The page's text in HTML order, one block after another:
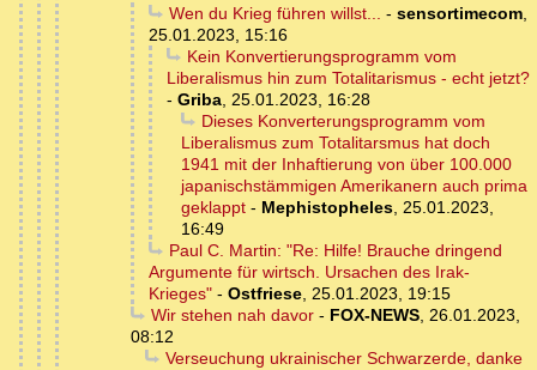
Wen du Krieg führen willst... - sensortimecom,
25.01.2023, 15:16
Kein Konvertierungsprogramm vom
Liberalismus hin zum Totalitarismus - echt jetzt?
- Griba, 25.01.2023, 16:28
Dieses Konverterungsprogramm vom
Liberalismus zum Totalitarsmus hat doch
1941 mit der Inhaftierung von über 100.000
japanischstämmigen Amerikanern auch prima
geklappt - Mephistopheles, 25.01.2023,
16:49
Paul C. Martin: "Re: Hilfe! Brauche dringend
Argumente für wirtsch. Ursachen des Irak-
Krieges" - Ostfriese, 25.01.2023, 19:15
Wir stehen nah davor- FOX-NEWS, 26.01.2023,
08:12
Verseuchung ukrainischer Schwarzerde, danke